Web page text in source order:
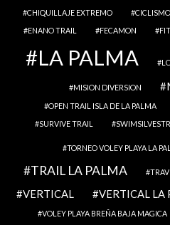
CHIQUILLAJE EXTREMO
ENANO TRAIL
FECAMON
LA PALMA
MISION DIVERSION
OPEN TRAIL ISLA DE LA PALMA
SURVIVE TRAIL
TORNEO VOLEY PLAYA LA
TRAIL LA PALMA
VERTICAL VERTICAL LA
VOLEY PLAYA BREÑA BAJA MAGICA